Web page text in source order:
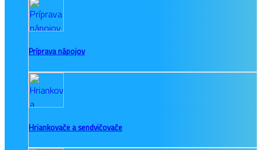
Príprava nápojov
Hriankovače a sendvičovače